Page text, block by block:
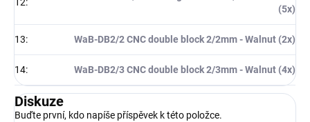
12:
(5x)
13: WaB-DB2/2 CNC double block 2/2mm - Walnut (2x)
14: WaB-DB2/3 CNC double block 2/3mm - Walnut (4x)
Diskuze
Buďte první, kdo napíše příspěvek k této položce.